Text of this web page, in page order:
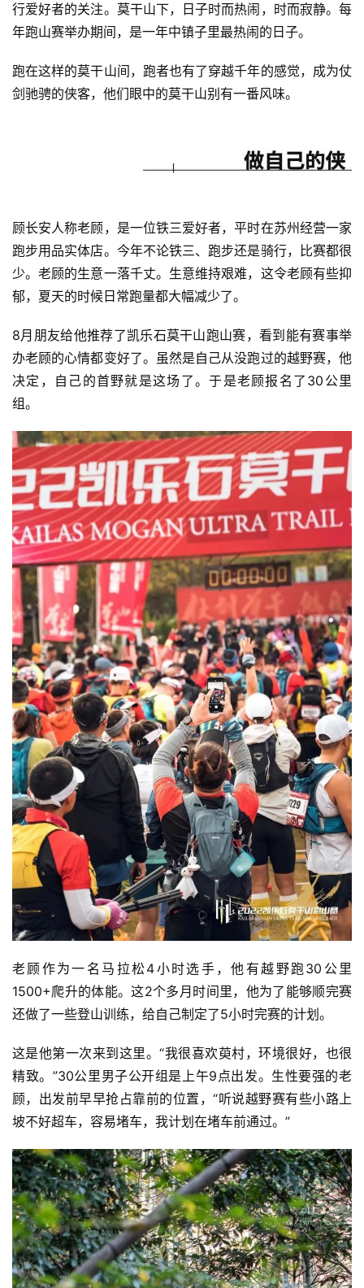
比
赛
观
察
装
备
训
练
视
频
用
户
精
运
动
集
行爱好者的关注。莫干山下，日子时而热闹，时而寂静。每
年跑山赛举办期间，是一年中镇子里最热闹的日子。
跑在这样的莫干山间，跑者也有了穿越千年的感觉，成为仗
剑驰骋的侠客，他们眼中的莫干山别有一番风味。
顾长安人称老顾，是一位铁三爱好者，平时在苏州经营一家
跑步用品实体店。今年不论铁三、跑步还是骑行，比赛都很
少。老顾的生意一落千丈。生意维持艰难，这令老顾有些抑
郁，夏天的时候日常跑量都大幅减少了。
8月朋友给他推荐了凯乐石莫干山跑山赛，看到能有赛事举
办老顾的心情都变好了。虽然是自己从没跑过的越野赛，他
决定，自己的首野就是这场了。于是老顾报名了30公里
组。
老顾作为一名马拉松4小时选手，他有越野跑30公里
1500+爬升的体能。这2个多月时间里，他为了能够顺完赛
还做了一些登山训练，给自己制定了5小时完赛的计划。
这是他第一次来到这里。“我很喜欢萸村，环境很好，也很
精致。”30公里男子公开组是上午9点出发。生性要强的老
顾，出发前早早抢占靠前的位置，“听说越野赛有些小路上
坡不好超车，容易堵车，我计划在堵车前通过。”